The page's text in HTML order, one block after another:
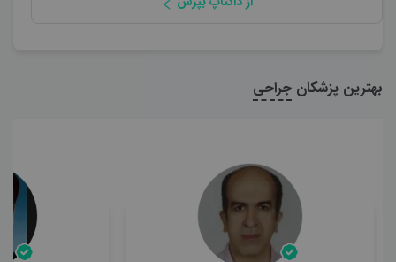
بهترین پزشکان جراحی